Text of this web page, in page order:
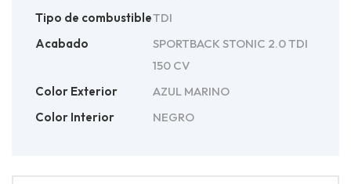
Tipo de combustibleTDI
Acabado
SPORTBACK STONIC 2.0 TDI
150 CV
Color Exterior
AZUL MARINO
Color Interior
NEGRO